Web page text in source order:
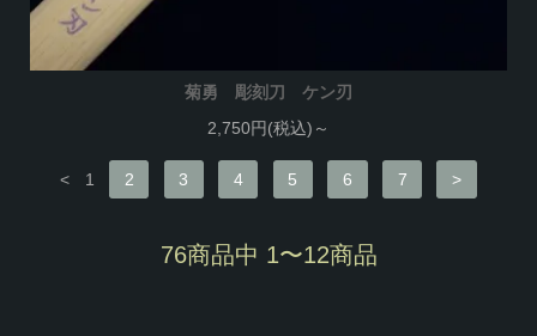
菊勇 彫刻刀 ケン刃
2,750円(税込)～
< 1 2 3 4 5 6 7 >
76商品中 1〜12商品